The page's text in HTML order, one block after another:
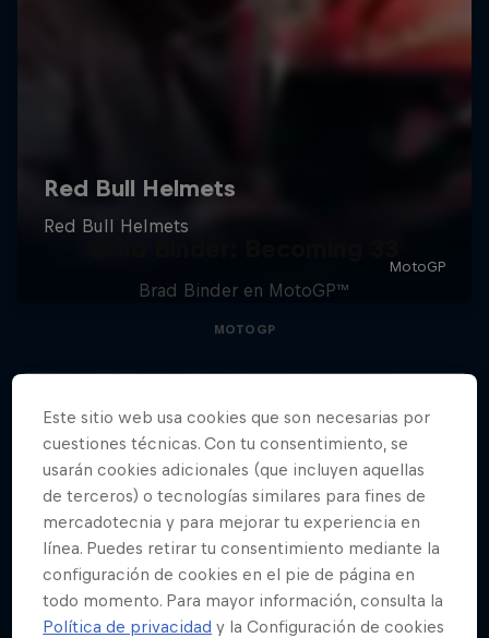
Brad Binder en MotoGP™
MOTOGP
Este sitio web usa cookies que son necesarias por
cuestiones técnicas. Con tu consentimiento, se
usarán cookies adicionales (que incluyen aquellas
de terceros) o tecnologías similares para fines de
mercadotecnia y para mejorar tu experiencia en
línea. Puedes retirar tu consentimiento mediante la
configuración de cookies en el pie de página en
todo momento. Para mayor información, consulta la
Política de privacidad y la Configuración de cookies